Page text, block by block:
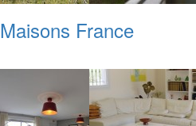
Maisons France